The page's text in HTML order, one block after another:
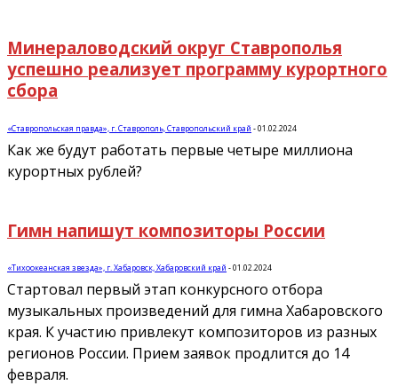
Минераловодский округ Ставрополья
успешно реализует программу курортного
сбора
«Ставропольская правда», г. Ставрополь, Ставропольский край -01.02.2024
Как же будут работать первые четыре миллиона
курортных рублей?
Гимн напишут композиторы России
«Тихоокеанская звезда», г. Хабаровск, Хабаровский край -01.02.2024
Стартовал первый этап конкурсного отбора
музыкальных произведений для гимна Хабаровского
края. К участию привлекут композиторов из разных
регионов России. Прием заявок продлится до 14
февраля.